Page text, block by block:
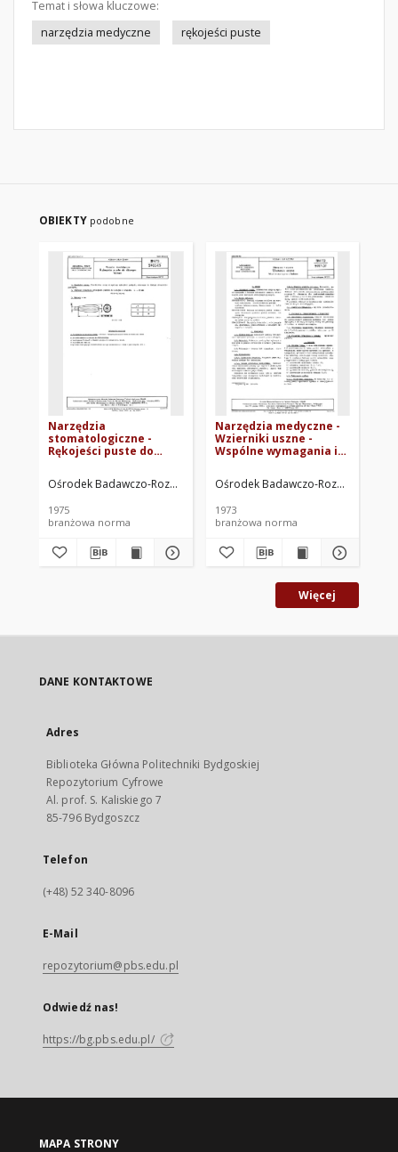
Temat i słowa kluczowe:
narzędzia medyczne
rękojeści puste
OBIEKTY podobne
Narzędzia
stomatologiczne -
Rękojeści puste do
75/5902-05
Ośrodek Badawczo-Rozwojowy Techniki Medycznej ORMED. Oprac.
1975
branżowa norma
Narzędzia medyczne -
Wzierniki uszne -
Wspólne wymagania i
Ośrodek Badawczo-Rozwojowy
1973
branżowa norma
Więcej
DANE KONTAKTOWE
Adres
Biblioteka Główna Politechniki Bydgoskiej
Repozytorium Cyfrowe
Al. prof. S. Kaliskiego 7
85-796 Bydgoszcz
Telefon
(+48) 52 340-8096
E-Mail
repozytorium@pbs.edu.pl
Odwiedź nas!
https://bg.pbs.edu.pl/
MAPA STRONY